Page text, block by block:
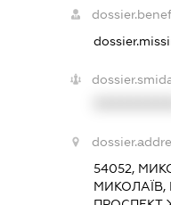
54052,